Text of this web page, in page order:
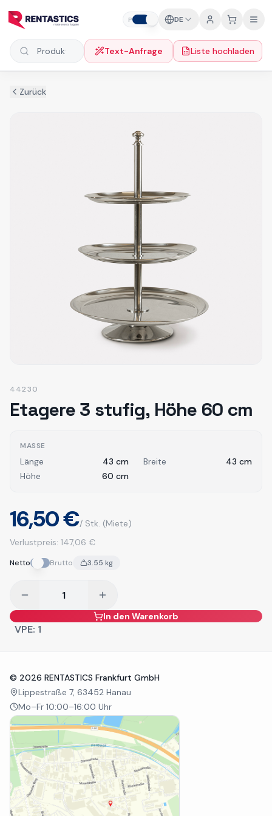
P DE
Produkte suchen Text-Anfrage Liste hochladen
Zurück
44230
Etagere 3 stufig, Höhe 60 cm
MASSE
Länge 43 cm Breite 43 cm
Höhe
60 cm
16,50 €/ Stk. (Miete)
Verlustpreis: 147,06 €
Netto Brutto 3.55 kg
In den Warenkorb
VPE: 1
© 2026 RENTASTICS Frankfurt GmbH
Lippestraße 7, 63452 Hanau
Mo–Fr 10:00–16:00 Uhr